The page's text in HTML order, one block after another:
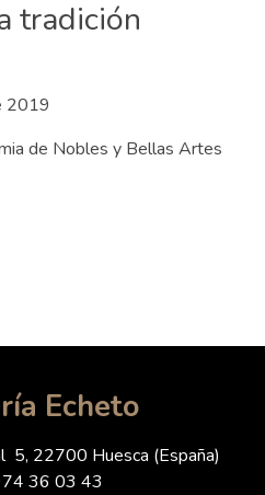
tradición
2019
de Nobles y Bellas Artes
Echeto
5, 22700 Huesca (España)
36 03 43